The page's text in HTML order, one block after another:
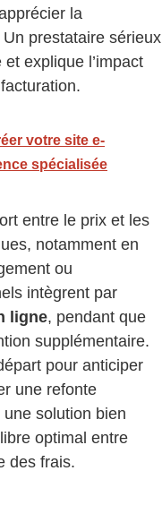
la
prestataire sérieux
explique l’impact
votre site e-
spécialisée
entre le prix et les
notamment en
ou
intègrent par
ligne, pendant que
supplémentaire.
pour anticiper
une refonte
solution bien
optimal entre
des frais.